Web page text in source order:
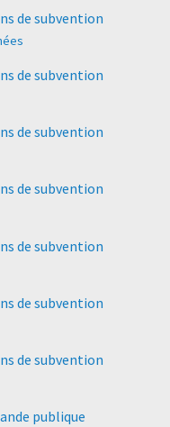
de subvention
de subvention
de subvention
de subvention
de subvention
de subvention
de subvention
publique